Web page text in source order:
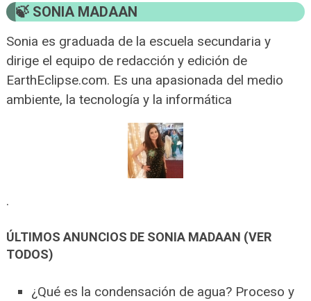
SONIA MADAAN
Sonia es graduada de la escuela secundaria y
dirige el equipo de redacción y edición de
EarthEclipse.com. Es una apasionada del medio
ambiente, la tecnología y la informática
.
ÚLTIMOS ANUNCIOS DE SONIA MADAAN (VER
TODOS)
¿Qué es la condensación de agua? Proceso y